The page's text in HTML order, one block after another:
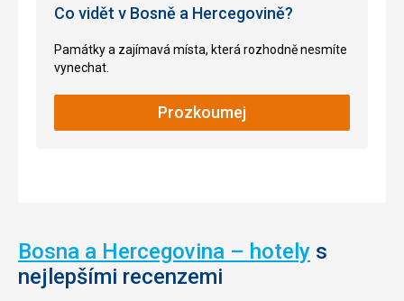
Co vidět v Bosně a Hercegovině?
Památky a zajímavá místa, která rozhodně nesmíte
vynechat.
Prozkoumej
Bosna a Hercegovina – hotely s
nejlepšími recenzemi